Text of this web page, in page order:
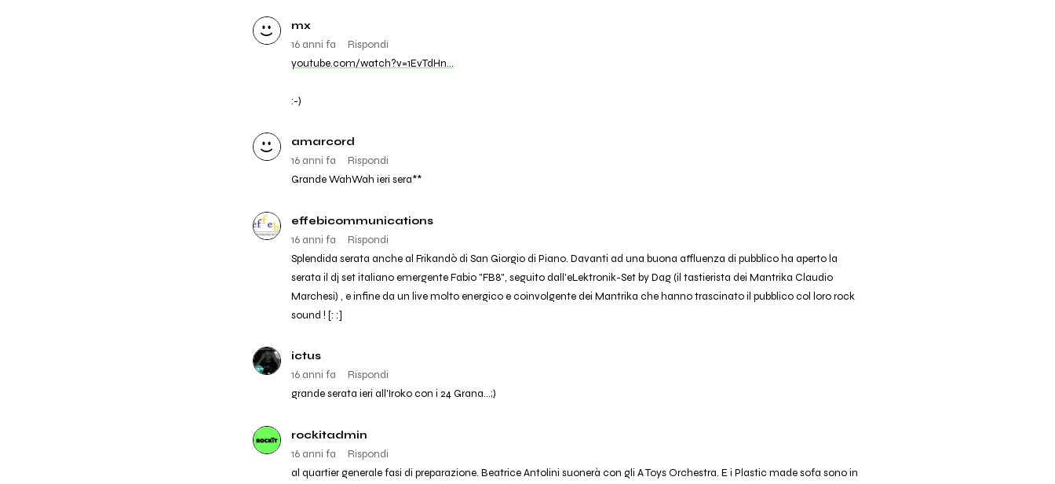
mx
16 anni fa
Rispondi
youtube.com/watch?v=1EvTdHn…
:-)
amarcord
16 anni fa
Rispondi
Grande WahWah ieri sera**
effebicommunications
16 anni fa
Rispondi
Splendida serata anche al Frikandò di San Giorgio di Piano. Davanti ad una buona affluenza di pubblico ha aperto la
serata il dj set italiano emergente Fabio "FB8", seguito dall'eLektronik-Set by Dag (il tastierista dei Mantrika Claudio
Marchesi) , e infine da un live molto energico e coinvolgente dei Mantrika che hanno trascinato il pubblico col loro rock
sound ! [: :]
ictus
16 anni fa
Rispondi
grande serata ieri all'Iroko con i 24 Grana...;)
rockitadmin
16 anni fa
Rispondi
al quartier generale fasi di preparazione. Beatrice Antolini suonerà con gli A Toys Orchestra. E i Plastic made sofa sono in